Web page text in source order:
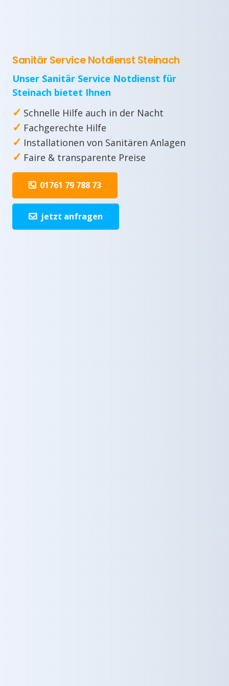
Sanitär Service Notdienst Steinach
Unser Sanitär Service Notdienst für
Steinach bietet Ihnen
✓ Schnelle Hilfe auch in der Nacht
✓ Fachgerechte Hilfe
✓ Installationen von Sanitären Anlagen
✓ Faire & transparente Preise
01761 79 788 73
jetzt anfragen